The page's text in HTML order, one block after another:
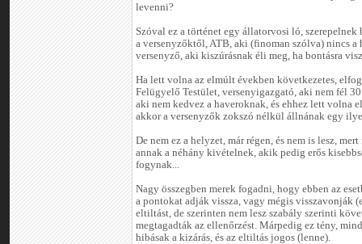
levenni?
Szóval ez a történet egy állatorvosi ló,
a versenyzőktől, ATB, aki (finoman szólva) nincs a
versenyző, aki kiszúrásnak éli meg, ha bontásra
Ha lett volna az elmúlt években következetes,
Felügyelő Testület, versenyigazgató, aki nem fél
aki nem kedvez a haveroknak, és ehhez lett volna
akkor a versenyzők zokszó nélkül állnának egy
De nem ez a helyzet, már régen, és nem is lesz,
annak a néhány kivételnek, akik pedig erős
fogynak...
Nagy összegben merek fogadni, hogy ebben az
a pontokat adják vissza, vagy mégis visszavonják
eltiltást, de szerinten nem lesz szabály szerinti
megtagadták az ellenőrzést. Márpedig ez tény,
hibásak a kizárás, és az eltiltás jogos (lenne).